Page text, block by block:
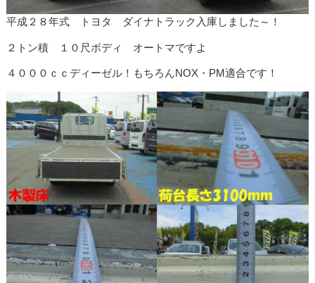
平成２８年式 トヨタ ダイナトラック入庫しました～！
２トン積 １０尺ボディ オートマですよ
４０００ｃｃディーゼル！もちろんNOX・PM適合です！